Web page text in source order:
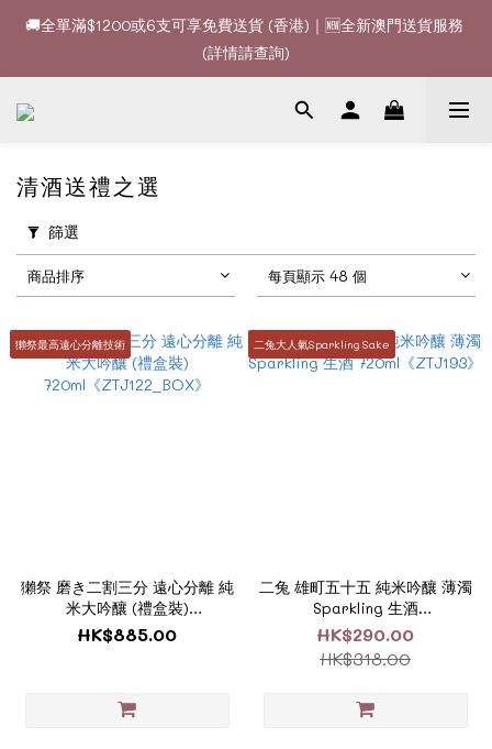
🚚全單滿$1200或6支可享免費送貨 (香港)｜🆕全新澳門送貨服務
(詳情請查詢)
🚚全單滿$1200或6支可享免費送貨 (香港)｜🆕全新澳門送貨服務
(詳情請查詢)
🍷酒款、優惠經常更新，請時刻追蹤我地😊｜🤵👰Wine Couple
🚚全單滿$1200或6支可享免費送貨 (香港)｜🆕全新澳門送貨服務
清酒送禮之選
篩選
商品排序 每頁顯示 48 個
獺祭最高遠心分離技術
獺祭 磨き二割三分 遠心分離 純
米大吟釀 (禮盒裝)
720ml《ZTJ122_BOX》
HK$885.00
二兔大人氣Sparkling Sake
二兔 雄町五十五 純米吟釀 薄濁
Sparkling 生酒
720ml《ZTJ193》
HK$290.00
HK$318.00